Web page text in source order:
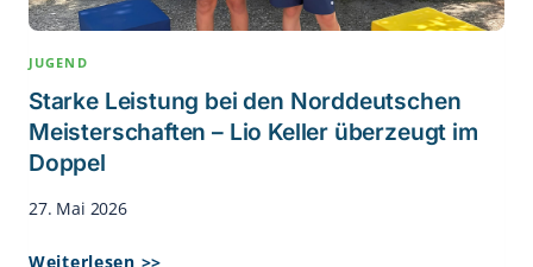
JUGEND
Starke Leistung bei den Norddeutschen
Meisterschaften – Lio Keller überzeugt im
Doppel
27. Mai 2026
Weiterlesen >>